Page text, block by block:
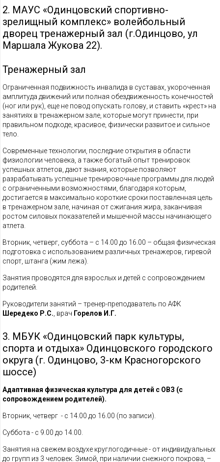
2. МАУС «Одинцовский спортивно-
зрелищный комплекс» волейбольный
дворец тренажерный зал (г.Одинцово, ул
Маршала Жукова 22).
Тренажерный зал
Ограниченная подвижность инвалида в суставах, укороченная
амплитуда движений или полная обездвиженность конечностей
(ног или рук), еще не повод опускать голову, и ставить «крест» на
занятиях в тренажерном зале, которые могут принести, при
правильном подходе, красивое, физически развитое и сильное
тело.
Современные технологии, последние открытия в области
физиологии человека, а также богатый опыт тренировок
успешных атлетов, дают знания, которые позволяют
разрабатывать успешные тренировочные программы для людей
с ограниченными возможностями, благодаря которым,
достигается в максимально короткие сроки поставленная цель
в тренажерном зале, начиная от сжигания жира, заканчивая
ростом силовых показателей и мышечной массы начинающего
атлета.
Вторник, четверг, суббота – с 14.00 до 16.00 – общая физическая
подготовка с использованием различных тренажеров, гиревой
спорт, штанга (жим лежа).
Занятия проводятся для взрослых и детей с сопровождением
родителей.
Руководители занятий – тренер-преподаватель по АФК
Шередеко Р.С. , врач Горелов И.Г.
3. МБУК «Одинцовский парк культуры,
спорта и отдыха» Одинцовского городского
округа (г. Одинцово, 3-км Красногорского
шоссе)
Адаптивная физическая культура для детей с ОВЗ (с
сопровождением родителей).
Вторник, четверг - с 14.00 до 16.00 (по записи).
Суббота - c 9.00 до 14.00.
Занятия на свежем воздухе круглогодичные - от индивидуальных
до групп из 3 человек. Зимой, при наличии снежного покрова, –